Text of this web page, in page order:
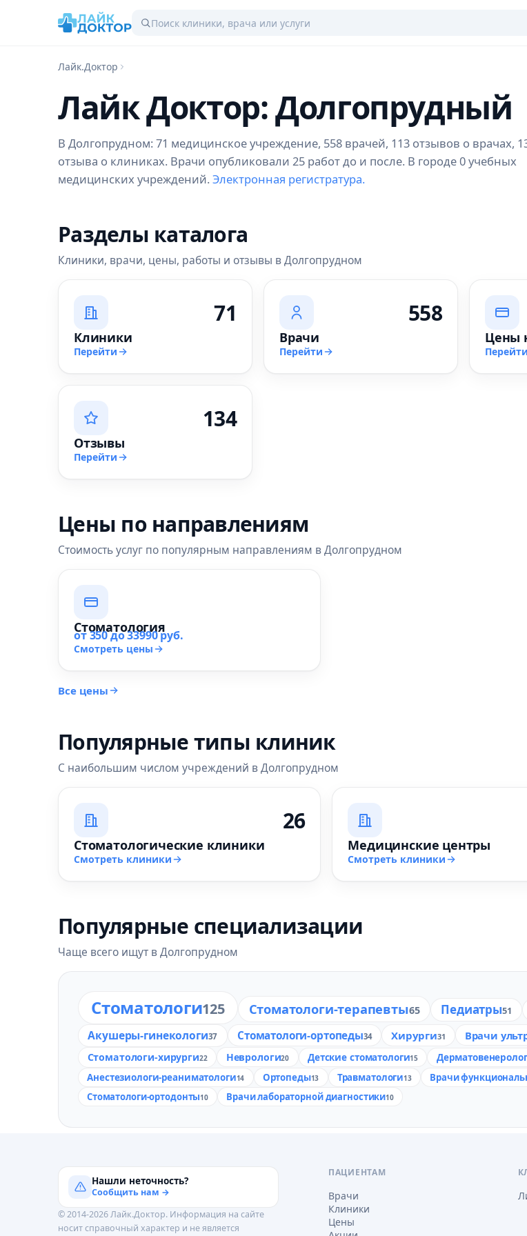
Лайк.Доктор
Лайк Доктор: Долгопрудный
В Долгопрудном: 71 медицинское учреждение, 558 врачей, 113 отзывов о врачах,
отзыва о клиниках. Врачи опубликовали 25 работ до и после. В городе 0 учебных
медицинских учреждений. Электронная регистратура.
Разделы каталога
Клиники, врачи, цены, работы и отзывы в Долгопрудном
71
Клиники
Перейти
558
Врачи
Перейти
Цены
Перейти
134
Отзывы
Перейти
Цены по направлениям
Стоимость услуг по популярным направлениям в Долгопрудном
Стоматология
от 350 до 33990 руб.
Смотреть цены
Все цены
Популярные типы клиник
С наибольшим числом учреждений в Долгопрудном
26
Стоматологические клиники
Смотреть клиники
Медицинские центры
Смотреть клиники
Популярные специализации
Чаще всего ищут в Долгопрудном
Стоматологи125 Стоматологи-терапевты65 Педиатры51
Акушеры-гинекологи37 Стоматологи-ортопеды34 Хирурги31 Врачи
Стоматологи-хирурги22 Неврологи20 Детские стоматологи15
Анестезиологи-реаниматологи14 Ортопеды13 Травматологи13 Врачи
Стоматологи-ортодонты10 Врачи лабораторной диагностики10
Нашли неточность?
Сообщить нам →
© 2014-2026 Лайк.Доктор. Информация на сайте
носит справочный характер и не является
ПАЦИЕНТАМ
Врачи
Клиники
Цены